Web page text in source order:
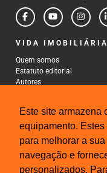
Este site armazena
equipamento.
para melhorar a
navegação e
personalizados.
VIDA IMOBILIÁRIA
Quem somos
Estatuto editorial
Autores
CONTACTOS
Rua Gonçalo Cristovão, 185
4000-269 Porto
Tel: 222 085 009